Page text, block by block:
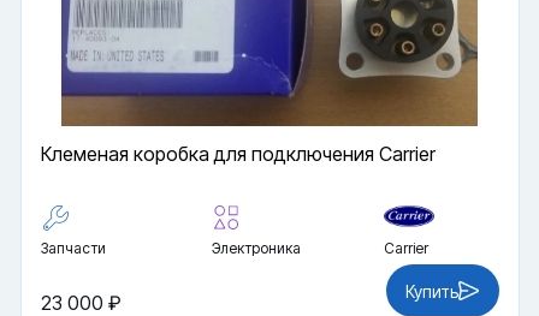
Клеменая коробка для подключения Carrier
Запчасти Электроника Carrier
23 000 ₽ Купить